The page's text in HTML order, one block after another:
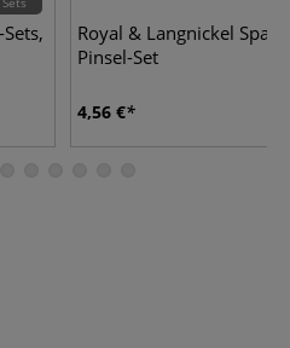
Royal & Langnickel
Pinsel-Set
4,56 €